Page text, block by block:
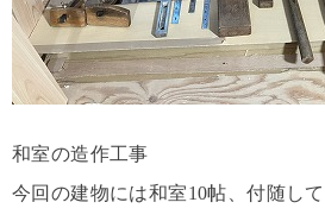
和室の造作工事
今回の建物には和室10帖、付随し